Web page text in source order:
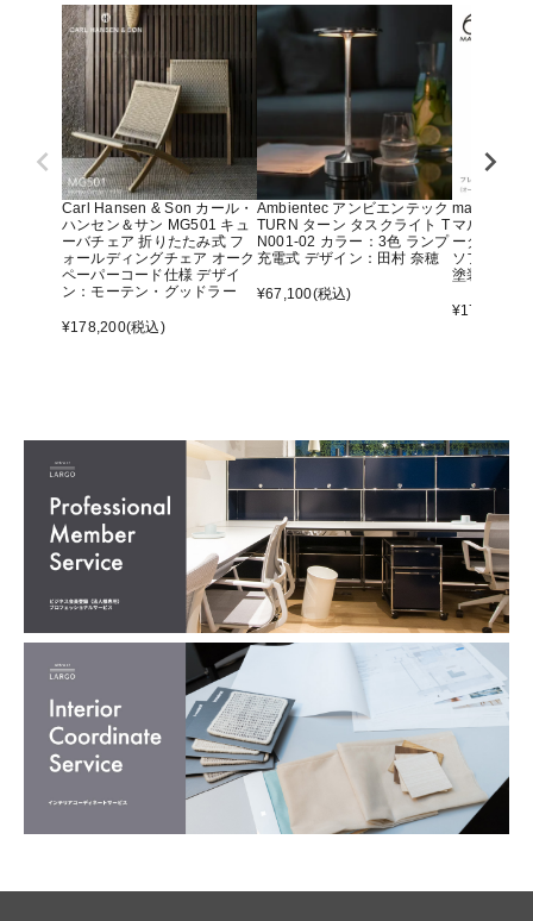
Carl Hansen & Son カール・
ハンセン＆サン MG501 キュ
ーバチェア 折りたたみ式 フ
ォールディングチェア オーク
ペーパーコード仕様 デザイ
ン：モーテン・グッドラー
¥178,200(税込)
Ambientec アンビエンテック
TURN ターン タスクライト T
N001-02 カラー：3色 ランプ
充電式 デザイン：田村 奈穂
¥67,100(税込)
maruni マ
マルニ60
ーター ア
ソファ オ
塗装）
¥176,000